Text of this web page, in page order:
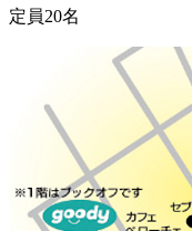
定員20名